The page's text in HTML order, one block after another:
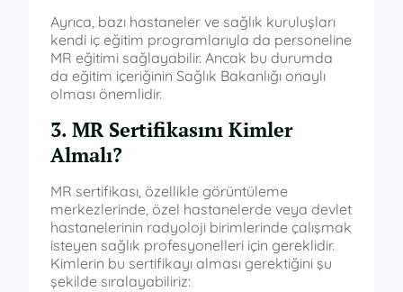
Ayrıca, bazı hastaneler ve sağlık kuruluşları
kendi iç eğitim programlarıyla da personeline
MR eğitimi sağlayabilir. Ancak bu durumda
da eğitim içeriğinin Sağlık Bakanlığı onaylı
olması önemlidir.
3. MR Sertifikasını Kimler
Almalı?
MR sertifikası, özellikle görüntüleme
merkezlerinde, özel hastanelerde veya devlet
hastanelerinin radyoloji birimlerinde çalışmak
isteyen sağlık profesyonelleri için gereklidir.
Kimlerin bu sertifikayı alması gerektiğini şu
şekilde sıralayabiliriz: